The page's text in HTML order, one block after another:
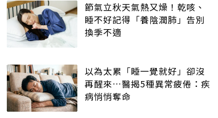
節氣立秋天氣熱又燥！乾咳、
睡不好記得「養陰潤肺」告別
換季不適
以為太累「睡一覺就好」卻沒
再醒來…醫揭5種異常疲倦：疾
病悄悄奪命